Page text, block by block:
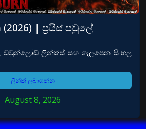
(2026) | ප්‍රයිස් පවුලේ
ඩවුන්ලෝඩ් ලින්ක්ස් සහ ගැලපෙන සිංහල
ලින්ක් ලබාගන්න
August 8, 2026